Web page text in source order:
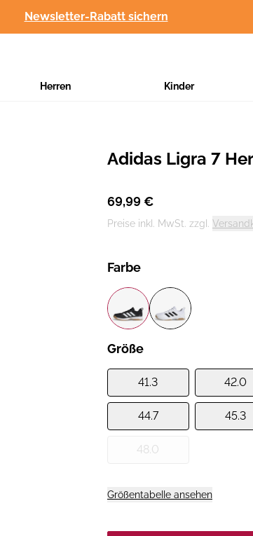
Newsletter-Rabatt sichern
Herren Kinder
Hersteller:
Adidas Ligra 7
69,99 €
Preise inkl. MwSt. zzgl.
Farbe
Größe
41.3 42.0
44.7 45.3
48.0
Größentabelle ansehen